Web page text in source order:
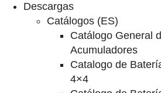
Descargas
Catálogos (ES)
Catálogo General
Acumuladores
Catalogo de
4×4